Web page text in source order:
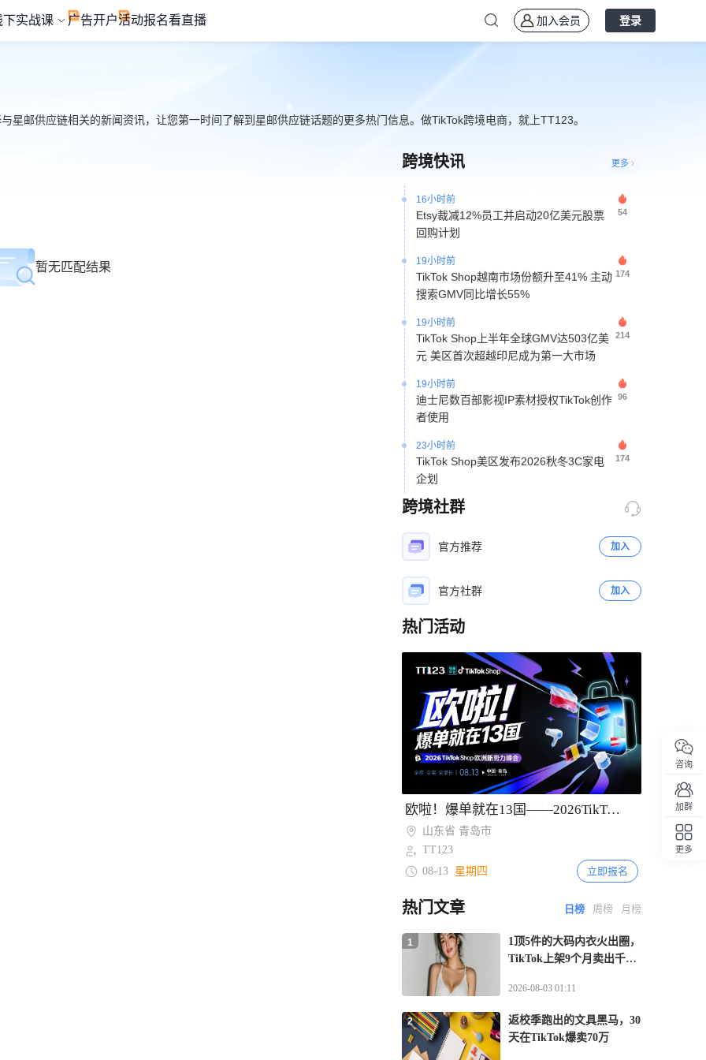
下实战课 广告开户活动报名看直播 加入会员 登录
邮供应链相关的新闻资讯，让您第一时间了解到星邮供应链话题的更多热门信息。做TikTok跨境电商，就上TT123。
暂无匹配结果
跨境快讯 更多
15小时前
破2万单带动平价饰品增长
Etsy裁减12%员工并启动20亿美元股票
回购计划
54
TikTok Shop越南市场份额升至41% 主动
搜索GMV同比增长55%
174
TikTok Shop上半年全球GMV达503亿美
元 美区首次超越印尼成为第一大市场
214
迪士尼数百部影视IP素材授权TikTok创作
者使用
96
TikTok Shop美区发布2026秋冬3C家电
企划
174
24小时前
越南电商上半年销售额近292万亿盾 295
24小时前
TikTok Shop英国直播电商增长55%，鞋
202
2天前
TikTok庭前和解退出青少年成瘾诉讼审理
50元浴帘借力TikTok达人矩阵28天撬动
北美宿舍消费市场
417
2天前
TikTok面临印尼电商垄断调查听证 258
2天前
印尼税局加强多店铺经营监管 合并核算
收入判定免税资格
206
2天前
俄罗斯跨境电商占比仅3.4% 财政部拟
2027年起实施阶梯式征税
2天前
规模预计达2153亿美元
2天前
越南电商法实施直播监管新规 2027年起
平台须电子核验卖家与主播身份
242
跨境社群
官方推荐 加入
官方社群 加入
热门活动
Item
2
of
2
欧啦！爆单就在13国——2026TikTok Shop欧洲新势力峰会【青岛站】
山东省 青岛市
TT123
08-13 星期四 立即报名
热门文章 日榜 周榜 月榜
1顶5件的大码内衣火出圈，
TikTok上架9个月卖出千万
2026-08-03 01:11
1
返校季跑出的文具黑马，30
天在TikTok爆卖70万
2
咨询
加群
更多